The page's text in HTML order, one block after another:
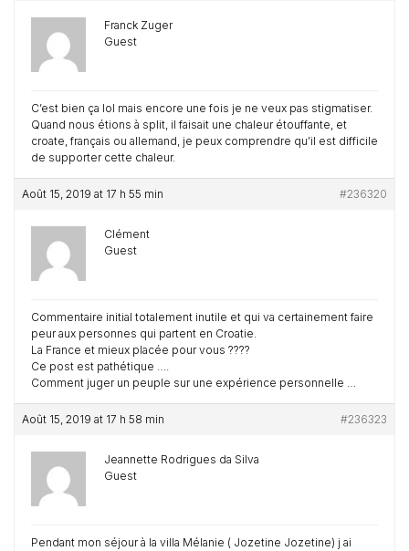
Franck Zuger
Guest
C’est bien ça lol mais encore une fois je ne veux pas stigmatiser.
Quand nous étions à split, il faisait une chaleur étouffante, et
croate, français ou allemand, je peux comprendre qu’il est difficile
de supporter cette chaleur.
Août 15, 2019 at 17 h 55 min #236320
Clément
Guest
Commentaire initial totalement inutile et qui va certainement faire
peur aux personnes qui partent en Croatie.
La France et mieux placée pour vous ????
Ce post est pathétique ….
Comment juger un peuple sur une expérience personnelle …
Août 15, 2019 at 17 h 58 min #236323
Jeannette Rodrigues da Silva
Guest
Pendant mon séjour à la villa Mélanie ( Jozetine Jozetine) j ai